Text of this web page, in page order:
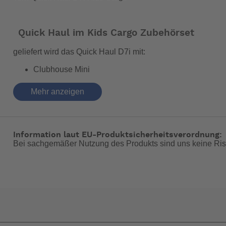
Quick Haul im Kids Cargo Zubehörset
geliefert wird das Quick Haul D7i mit:
Clubhouse Mini
Sidekick Stirrups
Duo Stand Doppelständer
Hauler Rack
Was macht es zum D7i?
Mehr anzeigen
Information laut EU-Produktsicherheitsverordnung:
Bei sachgemäßer Nutzung des Produkts sind uns keine